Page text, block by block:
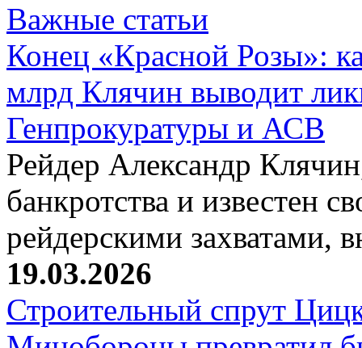
Важные статьи
Конец «Красной Розы»:
млрд Клячин выводит
Генпрокуратуры и АСВ
Рейдер Александр
банкротства и известен
рейдерскими захватами,
19.03.2026
Строительный спрут